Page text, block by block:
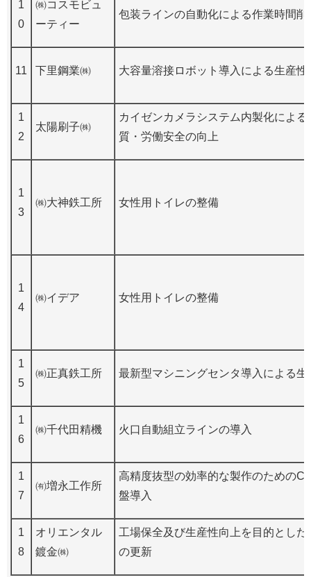
1
0
㈱コスモビュ
ーティー
包装ラインの自動化による作業時間削
11 下里鋼業㈱ 大容量溶接ロボット導入による生産性
1
2
太陽刷子㈱
カイゼンカメラシステム内製化による
質・労働安全の向上
1
3
㈱大神鉄工所 女性用トイレの整備
1
4
㈱イデア 女性用トイレの整備
1
5
㈱正真鉄工所 最新型マシニングセンタ導入による生
1
6
㈱千代田精機 火口自動組立ラインの導入
1
7
㈲増永工作所
高精度抜型の効率的な製作のための
盤導入
1
8
オリエンタル
鍍金㈱
工場保全及び生産性向上を目的とした
の更新